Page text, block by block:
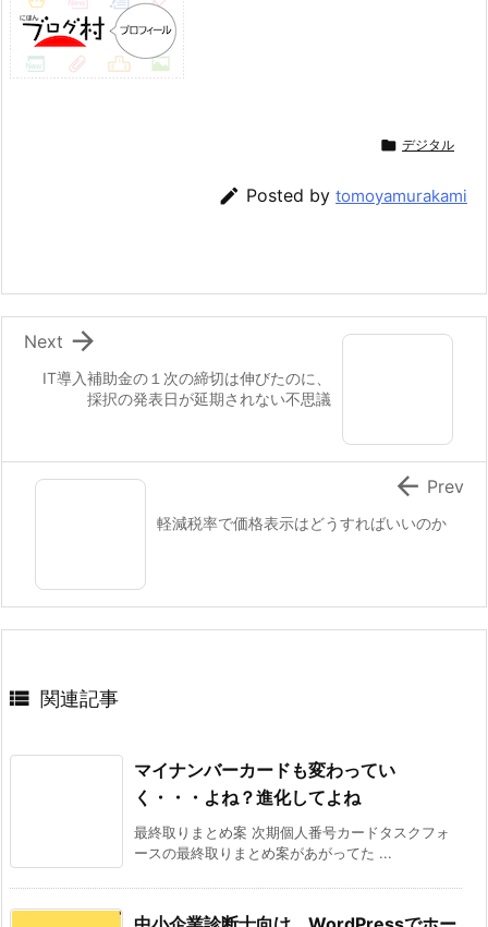
 デジタル
 Posted by tomoyamurakami
IT導入補助金の１次の締切は伸びたのに、
採択の発表日が延期されない不思議

Next
軽減税率で価格表示はどうすればいいのか
 Prev
 関連記事
マイナンバーカードも変わってい
く・・・よね？進化してよね
最終取りまとめ案 次期個人番号カードタスクフォ
ースの最終取りまとめ案があがってた ...